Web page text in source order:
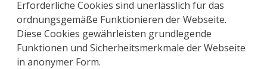
Erforderliche Cookies sind unerlässlich für das
ordnungsgemäße Funktionieren der Webseite.
Diese Cookies gewährleisten grundlegende
Funktionen und Sicherheitsmerkmale der Webseite
in anonymer Form.